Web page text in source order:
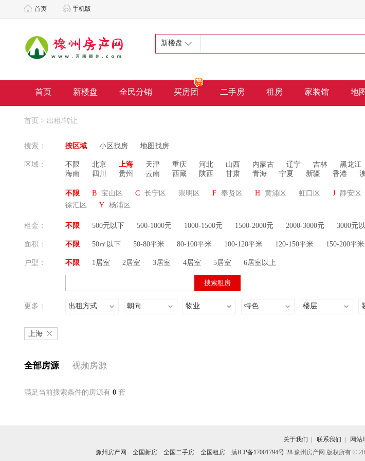
首页 手机版
新楼盘
首页 新楼盘 全民分销 买房团 二手房 租房 家装馆 地
首页 > 出租/转让
搜索： 按区域 小区找房 地图找房
区域： 不限 北京 上海 天津 重庆 河北 山西 内蒙古 辽宁 吉林 黑龙江
海南
四川 贵州 云南 西藏 陕西 甘肃 青海 宁夏 新疆 香港
不限 B 宝山区 C 长宁区 崇明区 F 奉贤区 H 黄浦区 虹口区 J 静安区
徐汇区
Y 杨浦区
租金： 不限 500元以下 500-1000元 1000-1500元 1500-2000元 2000-3000元 3000元
面积： 不限 50㎡以下 50-80平米 80-100平米 100-120平米 120-150平米 150-200平米
户型： 不限 1居室 2居室 3居室 4居室 5居室 6居室以上
更多： 出租方式 朝向 物业 特色 楼层
上海
全部房源 视频房源
满足当前搜索条件的房源有 0 套
关于我们 联系我们 网站
豫州房产网
全国新房 全国二手房 全国租房 滇ICP备17001794号-28 豫州房产网 版权所有 ©